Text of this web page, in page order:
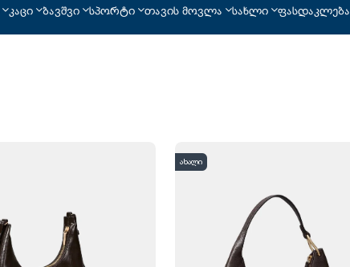
კაცი ბავშვი სპორტი თავის მოვლა სახლი ფასდაკლება
ახალი